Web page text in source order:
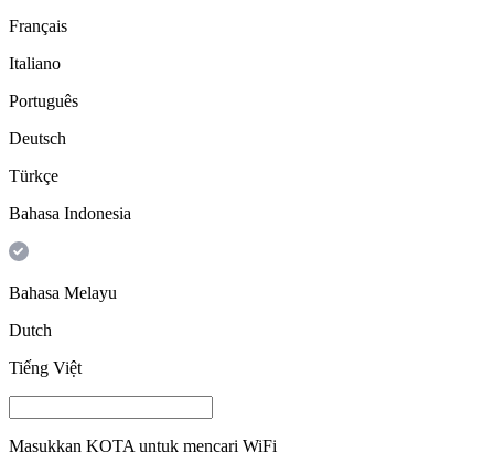
Français
Italiano
Português
Deutsch
Türkçe
Bahasa Indonesia
Bahasa Melayu
Dutch
Tiếng Việt
Masukkan KOTA untuk mencari WiFi